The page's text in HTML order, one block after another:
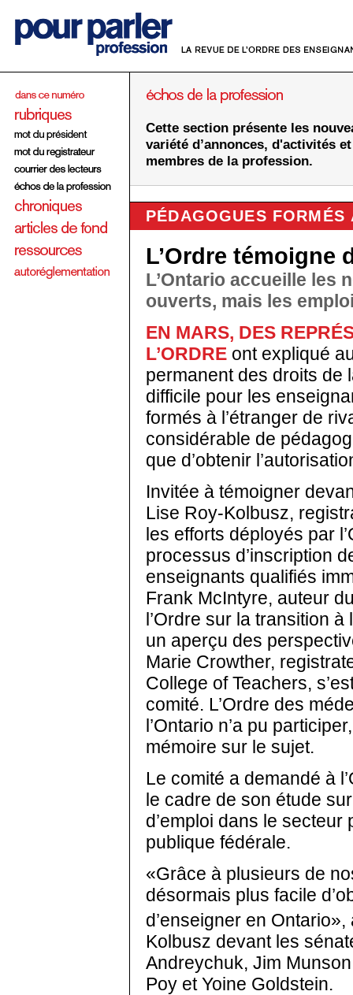
Cette section présente les
variété d’annonces, d'activités
membres de la profession.
PÉDAGOGUES FORMÉS
L’Ordre témoigne
L’Ontario accueille les
ouverts, mais les
EN MARS, DES
L’ORDRE ont expliqué
permanent des droits de
difficile pour les
formés à l’étranger de
considérable de
que d’obtenir
Invitée à témoigner
Lise Roy-Kolbusz,
les efforts déployés par
processus d’inscription
enseignants qualifiés
Frank McIntyre, auteur
l’Ordre sur la transition à
un aperçu des
Marie Crowther,
College of Teachers,
comité. L’Ordre des
l’Ontario n’a pu
mémoire sur le sujet.
Le comité a demandé à
le cadre de son étude
d’emploi dans le secteur
publique fédérale.
«Grâce à plusieurs de
désormais plus facile
d’enseigner en
Kolbusz devant les
Andreychuk, Jim
Poy et Yoine Goldstein.